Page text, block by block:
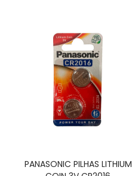
PANASONIC PILHAS LITHIUM